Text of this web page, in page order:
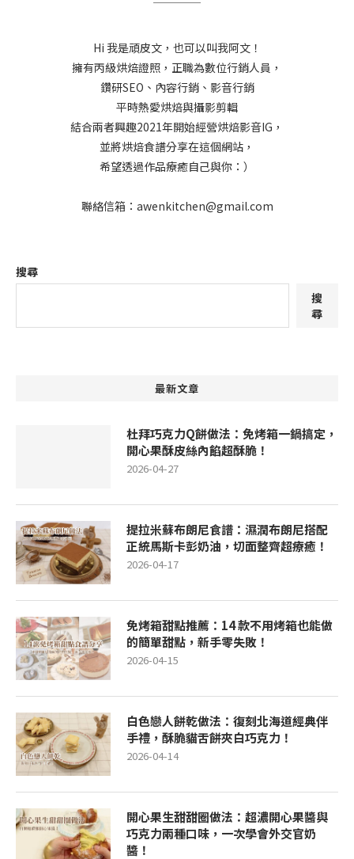
Hi 我是頑皮文，也可以叫我阿文！
擁有丙級烘焙證照，正職為數位行銷人員，
鑽研SEO、內容行銷、影音行銷
平時熱愛烘焙與攝影剪輯
結合兩者興趣2021年開始經營烘焙影音IG，
並將烘焙食譜分享在這個網站，
希望透過作品療癒自己與你：）
聯絡信箱：awenkitchen@gmail.com
搜尋
搜
尋
最新文章
杜拜巧克力Q餅做法：免烤箱一鍋搞定，
開心果酥皮絲內餡超酥脆！
2026-04-27
提拉米蘇布朗尼食譜：濕潤布朗尼搭配
正統馬斯卡彭奶油，切面整齊超療癒！
2026-04-17
免烤箱甜點推薦：14 款不用烤箱也能做
的簡單甜點，新手零失敗！
2026-04-15
白色戀人餅乾做法：復刻北海道經典伴
手禮，酥脆貓舌餅夾白巧克力！
2026-04-14
開心果生甜甜圈做法：超濃開心果醬與
巧克力兩種口味，一次學會外交官奶
醬！